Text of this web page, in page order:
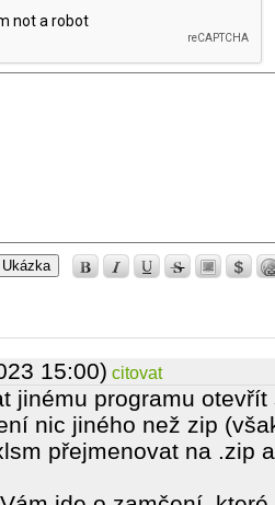
Ukázka
15:00) citovat
jinému programu
nic jiného než zip
přejmenovat na .zip